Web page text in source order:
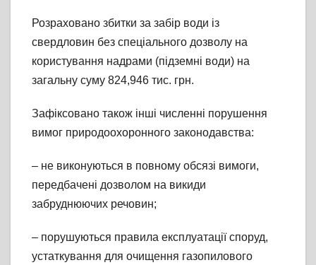
Розраховано збитки за забір води із
свердловин без спеціального дозволу на
користування надрами (підземні води) на
загальну суму 824,946 тис. грн.
Зафіксовано також інші численні порушення
вимог природоохоронного законодавства:
– не виконуються в повному обсязі вимоги,
передбачені дозволом на викиди
забруднюючих речовин;
– порушуються правила експлуатації споруд,
устаткування для очищення газопилового